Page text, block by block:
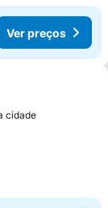
Ver preços
cidade